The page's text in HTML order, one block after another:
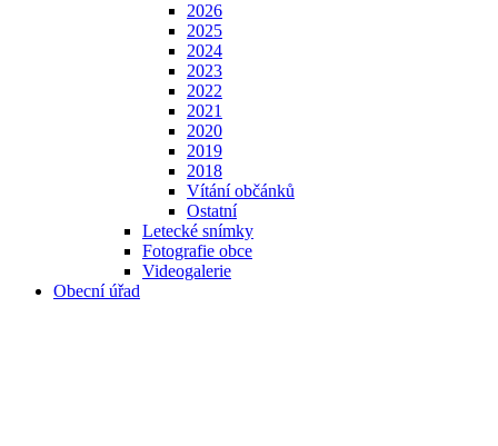
2026
2025
2024
2023
2022
2021
2020
2019
2018
Vítání občánků
Ostatní
Letecké snímky
Fotografie obce
Videogalerie
Obecní úřad